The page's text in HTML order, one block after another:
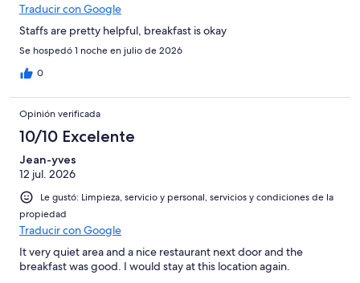
Traducir con Google
Staffs are pretty helpful, breakfast is okay
Se hospedó 1 noche en julio de 2026
0
Opinión verificada
10/10 Excelente
Jean-yves
12 jul. 2026
Le gustó: Limpieza, servicio y personal, servicios y condiciones de la
propiedad
Traducir con Google
It very quiet area and a nice restaurant next door and the
breakfast was good. I would stay at this location again.